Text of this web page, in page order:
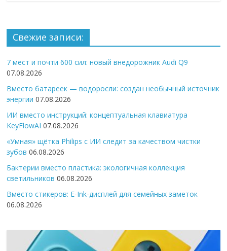
Свежие записи:
7 мест и почти 600 сил: новый внедорожник Audi Q9
07.08.2026
Вместо батареек — водоросли: создан необычный источник
энергии 07.08.2026
ИИ вместо инструкций: концептуальная клавиатура
KeyFlowAI 07.08.2026
«Умная» щётка Philips с ИИ следит за качеством чистки
зубов 06.08.2026
Бактерии вместо пластика: экологичная коллекция
светильников 06.08.2026
Вместо стикеров: E-Ink-дисплей для семейных заметок
06.08.2026